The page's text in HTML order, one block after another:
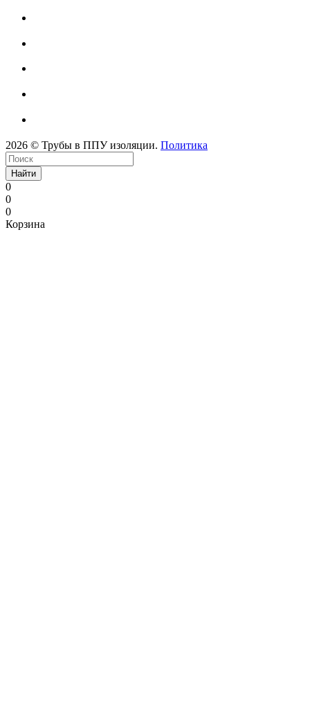
2026 © Трубы в ППУ изоляции. Политика
Найти
0
0
0
Корзина